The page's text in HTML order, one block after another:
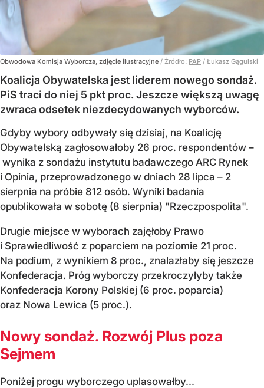
Obwodowa Komisja Wyborcza, zdjęcie ilustracyjne / Źródło: PAP / Łukasz Gągulski
Koalicja Obywatelska jest liderem nowego sondaż.
PiS traci do niej 5 pkt proc. Jeszcze większą uwagę
zwraca odsetek niezdecydowanych wyborców.
Gdyby wybory odbywały się dzisiaj, na Koalicję
Obywatelską zagłosowałoby 26 proc. respondentów –
wynika z sondażu instytutu badawczego ARC Rynek
i Opinia, przeprowadzonego w dniach 28 lipca – 2
sierpnia na próbie 812 osób. Wyniki badania
opublikowała w sobotę (8 sierpnia) "Rzeczpospolita".
Drugie miejsce w wyborach zajęłoby Prawo
i Sprawiedliwość z poparciem na poziomie 21 proc.
Na podium, z wynikiem 8 proc., znalazłaby się jeszcze
Konfederacja. Próg wyborczy przekroczyłyby także
Konfederacja Korony Polskiej (6 proc. poparcia)
oraz Nowa Lewica (5 proc.).
Nowy sondaż. Rozwój Plus poza
Sejmem
Poniżej progu wyborczego uplasowałby...